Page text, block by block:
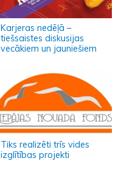
Karjeras nedēļā –
tiešsaistes diskusijas
vecākiem un jauniešiem
Tiks realizēti trīs vides
izglītības projekti